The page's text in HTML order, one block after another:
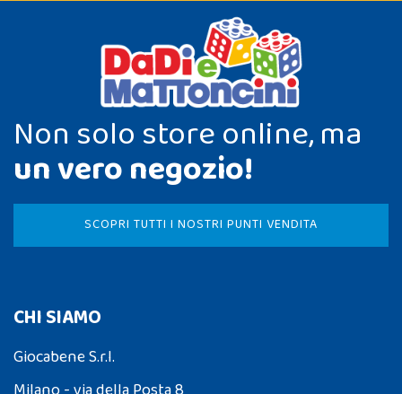
Non solo store online, ma
un vero negozio!
SCOPRI TUTTI I NOSTRI PUNTI VENDITA
CHI SIAMO
Giocabene S.r.l.